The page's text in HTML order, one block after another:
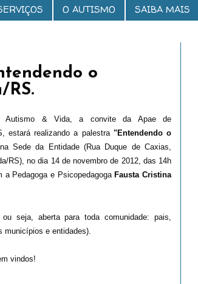
O AUTISMO SAIBA MAIS
o
RS.
Autismo & Vida, a convite da Apae de
, estará realizando a palestra "Entendendo o
na Sede da Entidade (Rua Duque de Caxias,
RS), no dia 14 de novembro de 2012, das 14h
a Pedagoga e Psicopedagoga Fausta Cristina
seja, aberta para toda comunidade: pais,
municípios e entidades).
vindos!